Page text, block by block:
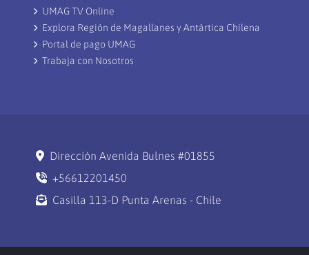
UMAG TV Online
Explora Región de Magallanes y Antártica Chilena
Portal de pago UMAG
Trabaja con Nosotros
Dirección Avenida Bulnes #01855
+56612201450
Casilla 113-D Punta Arenas - Chile